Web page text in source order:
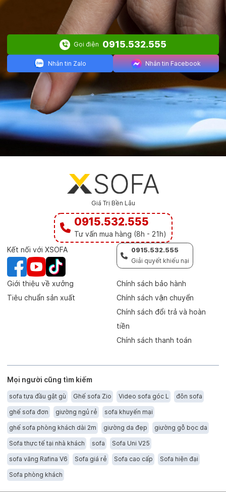
Gọi điện 0915.532.555
Nhắn tin Zalo Nhắn tin Facebook
Giá Trị Bền Lâu
0915.532.555
Tư vấn mua hàng (8h - 21h)
Giới thiệu về xưởng
Tiêu chuẩn sản xuất
Chính sách bảo hành
Chính sách vận chuyển
Chính sách đổi trả và hoàn
tiền
Chính sách thanh toán
Kết nối với XSOFA
0915.532.555
Giải quyết khiếu nại
Mọi người cũng tìm kiếm
sofa tựa đầu gật gù Ghế sofa Zio Video sofa góc L đôn sofa
ghế sofa đơn giường ngủ rẻ sofa khuyến mại
ghế sofa phòng khách dài 2m giường da đẹp giường gỗ bọc da
Sofa thực tế tại nhà khách sofa Sofa Uni V25
sofa văng Rafina V6 Sofa giá rẻ Sofa cao cấp Sofa hiện đại
Sofa phòng khách